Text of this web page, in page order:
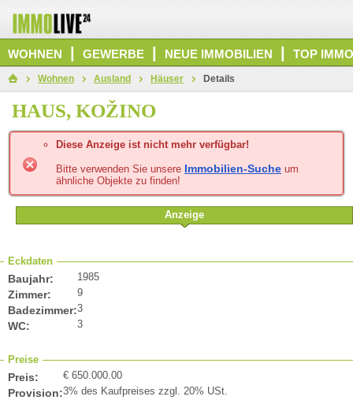
WOHNEN GEWERBE NEUE IMMOBILIEN TOP
Wohnen Ausland Häuser Details
HAUS, KOŽINO
Diese Anzeige ist nicht mehr verfügbar!
Bitte verwenden Sie unsere Immobilien-Suche um
ähnliche Objekte zu finden!
Anzeige
Eckdaten
Baujahr: 1985
Zimmer: 9
Badezimmer:3
WC: 3
Preise
Preis: € 650.000.00
Provision:3% des Kaufpreises zzgl. 20% USt.